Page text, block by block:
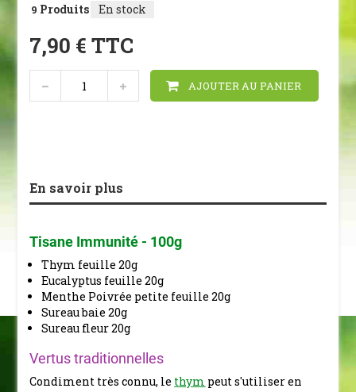
9 Produits En stock
7,90 € TTC
AJOUTER AU PANIER
En savoir plus
Tisane Immunité - 100g
Thym feuille 20g
Eucalyptus feuille 20g
Menthe Poivrée petite feuille 20g
Sureau baie 20g
Sureau fleur 20g
Vertus traditionnelles
Condiment très connu, le thym peut s'utiliser en